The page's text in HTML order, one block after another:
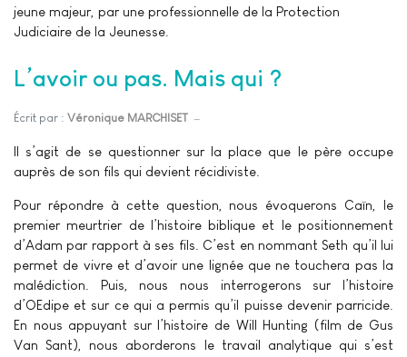
jeune majeur, par une professionnelle de la Protection
Judiciaire de la Jeunesse.
L’avoir ou pas. Mais qui ?
Écrit par : Véronique MARCHISET
Il s’agit de se questionner sur la place que le père occupe
auprès de son fils qui devient récidiviste.
Pour répondre à cette question, nous évoquerons Caïn, le
premier meurtrier de l’histoire biblique et le positionnement
d’Adam par rapport à ses fils. C’est en nommant Seth qu’il lui
permet de vivre et d’avoir une lignée que ne touchera pas la
malédiction. Puis, nous nous interrogerons sur l’histoire
d’OEdipe et sur ce qui a permis qu’il puisse devenir parricide.
En nous appuyant sur l’histoire de Will Hunting (film de Gus
Van Sant), nous aborderons le travail analytique qui s’est